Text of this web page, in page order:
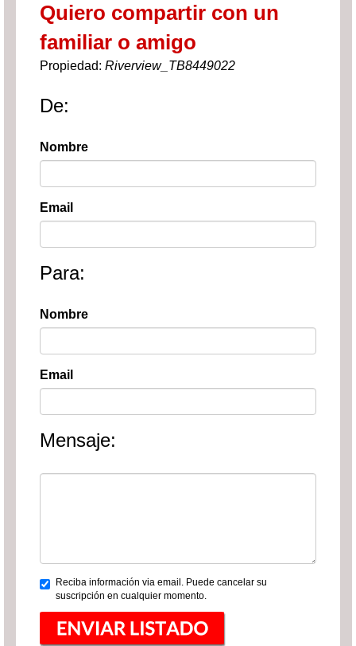
Quiero compartir con un
familiar o amigo
Propiedad: Riverview_TB8449022
De:
Nombre
Email
Para:
Nombre
Email
Mensaje:
Reciba información via email. Puede cancelar su
suscripción en cualquier momento.